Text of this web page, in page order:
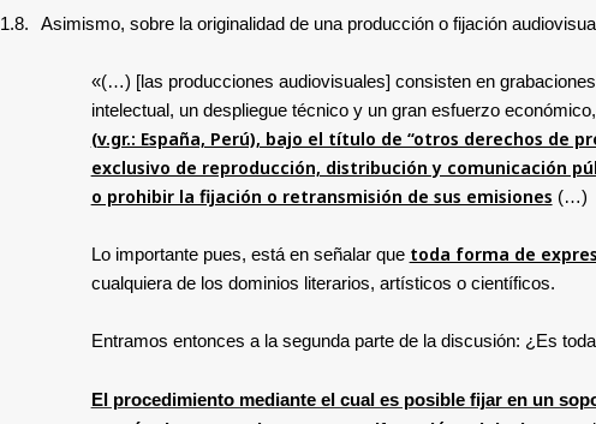
1.8. Asimismo, sobre la originalidad de una producción o fijación
«(…) [las producciones audiovisuales] consisten en
intelectual, un despliegue técnico y un gran esfuerzo
(v.gr.: España, Perú), bajo el título de “otros derechos de
exclusivo de reproducción, distribución y comunicación
o prohibir la fijación o retransmisión de sus emisiones (…)
Lo importante pues, está en señalar que toda forma de
cualquiera de los dominios literarios, artísticos o científicos.
Entramos entonces a la segunda parte de la discusión: ¿Es
El procedimiento mediante el cual es posible fijar en un